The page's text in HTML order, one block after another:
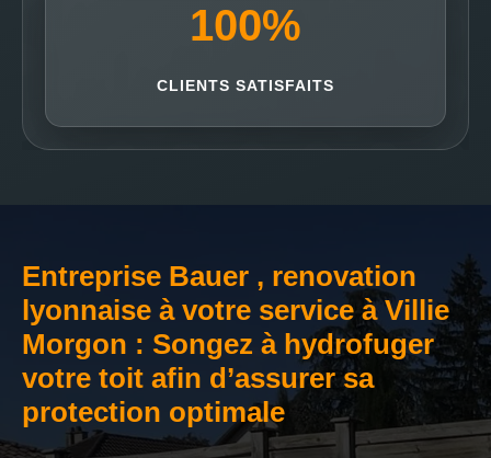
100%
CLIENTS SATISFAITS
Entreprise Bauer , renovation
lyonnaise à votre service à Villie
Morgon : Songez à hydrofuger
votre toit afin d’assurer sa
protection optimale